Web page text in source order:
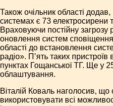
Також очільник області
системах є 73 електросирени
Враховуючи постійну загрозу
оновлення систем
області до встановлення
радіо». П’ять таких
пунктах Гощанської ТГ. Ще у
облаштування.
Віталій Коваль наголосив, що
використовувати всі